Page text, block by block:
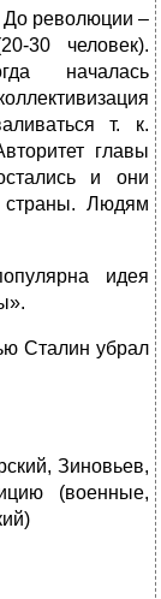
До революции –
30 человек).
началась
т. к.
главы
и они
Людям
идея
Сталин убрал
Зиновьев,
(военные,